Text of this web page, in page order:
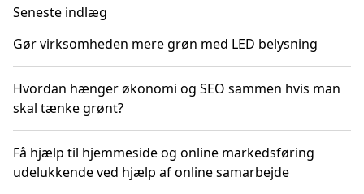
Seneste indlæg
Gør virksomheden mere grøn med LED belysning
Hvordan hænger økonomi og SEO sammen hvis man
skal tænke grønt?
Få hjælp til hjemmeside og online markedsføring
udelukkende ved hjælp af online samarbejde